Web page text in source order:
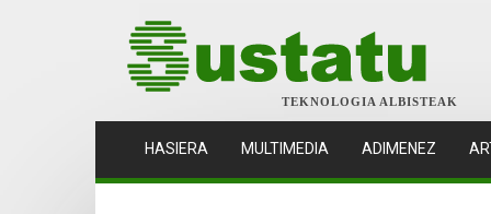
TEKNOLOGIA ALBISTEAK
HASIERA (CURRENT)
MULTIMEDIA ADIMENEZ